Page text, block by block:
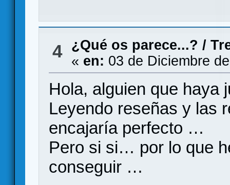
4 ¿Qué os parece...? /
« en: 03 de Diciembre
Hola, alguien que haya
Leyendo reseñas y las
encajaría perfecto …
Pero si si… por lo que
conseguir …